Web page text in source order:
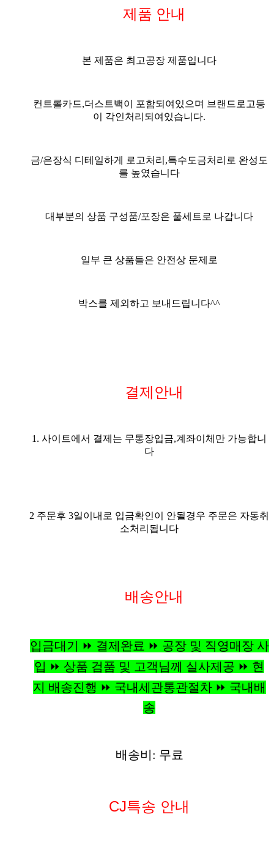
제품 안내
본 제품은 최고공장 제품입니다
컨트롤카드,더스트백이 포함되여있으며 브랜드로고등
이 각인처리되여있습니다.
금/은장식 디테일하게 로고처리,특수도금처리로 완성도
를 높였습니다
대부분의 상품 구성품/포장은 풀세트로 나갑니다
일부 큰 상품들은 안전상 문제로
박스를 제외하고 보내드립니다^^
결제안내
1. 사이트에서 결제는 무통장입금,계좌이체만 가능합니
다
2 주문후 3일이내로 입금확인이 안될경우 주문은 자동취
소처리됩니다
배송안내
입금대기 ⏩ 결제완료 ⏩ 공장 및 직영매장 사
입 ⏩ 상품 검품 및 고객님께 실사제공 ⏩ 현
지 배송진행 ⏩ 국내세관통관절차 ⏩ 국내배
송
배송비: 무료
CJ특송 안내